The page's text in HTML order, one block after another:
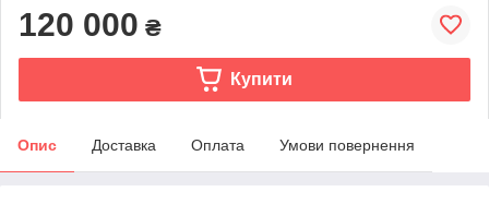
120 000 ₴
Купити
Опис Доставка Оплата Умови повернення